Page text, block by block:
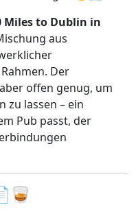
Miles to Dublin in
aus
Der
offen genug, um
zu lassen – ein
Pub passt, der